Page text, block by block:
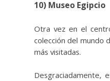
10) Museo Egipcio
Otra vez en el
colección del mundo
más visitadas.
Desgraciadamente,